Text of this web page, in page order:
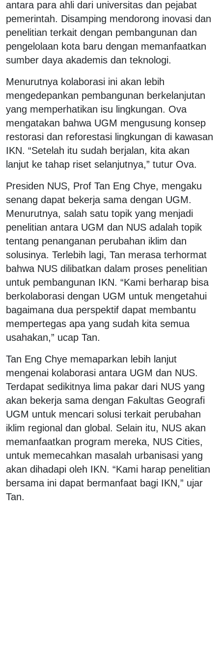
antara para ahli dari universitas dan pejabat
pemerintah. Disamping mendorong inovasi dan
penelitian terkait dengan pembangunan dan
pengelolaan kota baru dengan memanfaatkan
sumber daya akademis dan teknologi.
Menurutnya kolaborasi ini akan lebih
mengedepankan pembangunan berkelanjutan
yang memperhatikan isu lingkungan. Ova
mengatakan bahwa UGM mengusung konsep
restorasi dan reforestasi lingkungan di kawasan
IKN. “Setelah itu sudah berjalan, kita akan
lanjut ke tahap riset selanjutnya,” tutur Ova.
Presiden NUS, Prof Tan Eng Chye, mengaku
senang dapat bekerja sama dengan UGM.
Menurutnya, salah satu topik yang menjadi
penelitian antara UGM dan NUS adalah topik
tentang penanganan perubahan iklim dan
solusinya. Terlebih lagi, Tan merasa terhormat
bahwa NUS dilibatkan dalam proses penelitian
untuk pembangunan IKN. “Kami berharap bisa
berkolaborasi dengan UGM untuk mengetahui
bagaimana dua perspektif dapat membantu
mempertegas apa yang sudah kita semua
usahakan,” ucap Tan.
Tan Eng Chye memaparkan lebih lanjut
mengenai kolaborasi antara UGM dan NUS.
Terdapat sedikitnya lima pakar dari NUS yang
akan bekerja sama dengan Fakultas Geografi
UGM untuk mencari solusi terkait perubahan
iklim regional dan global. Selain itu, NUS akan
memanfaatkan program mereka, NUS Cities,
untuk memecahkan masalah urbanisasi yang
akan dihadapi oleh IKN. “Kami harap penelitian
bersama ini dapat bermanfaat bagi IKN,” ujar
Tan.